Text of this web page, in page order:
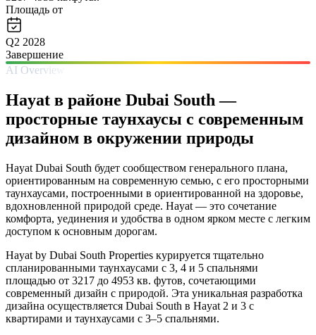
Площадь от
Q2 2028
Завершение
AI Overview
Hayat в районе Dubai South —
просторные таунхаусы с современным
дизайном в окружении природы
Hayat Dubai South будет сообществом генерального плана,
ориентированным на современную семью, с его просторными
таунхаусами, построенными в ориентированной на здоровье,
вдохновленной природой среде. Hayat — это сочетание
комфорта, уединения и удобства в одном ярком месте с легким
доступом к основным дорогам.
Hayat by Dubai South Properties курируется тщательно
спланированными таунхаусами с 3, 4 и 5 спальнями
площадью от 3217 до 4953 кв. футов, сочетающими
современный дизайн с природой. Эта уникальная разработка
дизайна осуществляется Dubai South в Hayat 2 и 3 с
квартирами и таунхаусами с 3–5 спальнями.